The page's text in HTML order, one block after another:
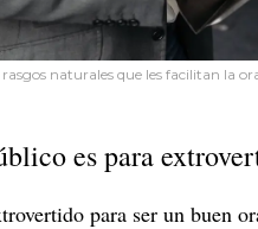
naturales que les facilitan la
es para
para ser un buen